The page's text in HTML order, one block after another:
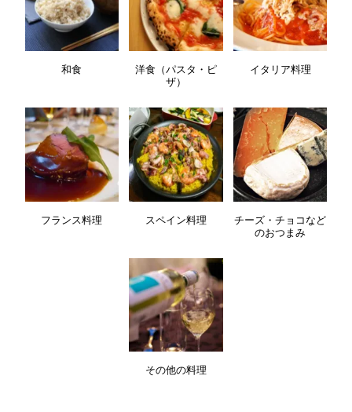
和食
洋食（パスタ・ピ
ザ）
イタリア料理
フランス料理 スペイン料理
チーズ・チョコなど
のおつまみ
その他の料理